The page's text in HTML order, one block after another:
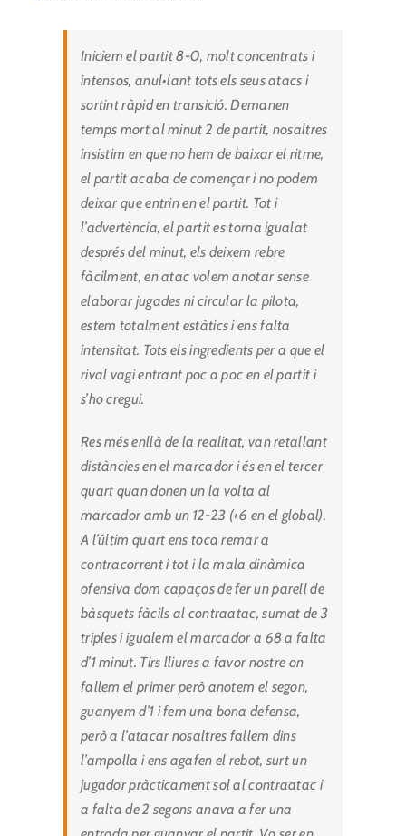
Iniciem el partit 8-0, molt concentrats i
intensos, anul•lant tots els seus atacs i
sortint ràpid en transició. Demanen
temps mort al minut 2 de partit, nosaltres
insistim en que no hem de baixar el ritme,
el partit acaba de començar i no podem
deixar que entrin en el partit. Tot i
l’advertència, el partit es torna igualat
després del minut, els deixem rebre
fàcilment, en atac volem anotar sense
elaborar jugades ni circular la pilota,
estem totalment estàtics i ens falta
intensitat. Tots els ingredients per a que el
rival vagi entrant poc a poc en el partit i
s’ho cregui.
Res més enllà de la realitat, van retallant
distàncies en el marcador i és en el tercer
quart quan donen un la volta al
marcador amb un 12-23 (+6 en el global).
A l’últim quart ens toca remar a
contracorrent i tot i la mala dinàmica
ofensiva dom capaços de fer un parell de
bàsquets fàcils al contraatac, sumat de 3
triples i igualem el marcador a 68 a falta
d’1 minut. Tirs lliures a favor nostre on
fallem el primer però anotem el segon,
guanyem d’1 i fem una bona defensa,
però a l’atacar nosaltres fallem dins
l’ampolla i ens agafen el rebot, surt un
jugador pràcticament sol al contraatac i
a falta de 2 segons anava a fer una